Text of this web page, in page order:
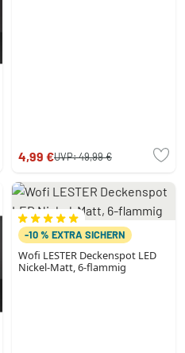
4,99 €UVP:49,99 €
-10 % EXTRA SICHERN
Wofi LESTER Deckenspot LED
Nickel-Matt, 6-flammig